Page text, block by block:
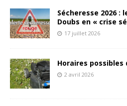
Sécheresse 2026
Doubs en « crise
17 juillet 2026
Horaires
2 avril 2026